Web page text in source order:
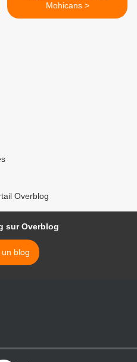
Mohicans >
Overblog
sur Overblog
blog